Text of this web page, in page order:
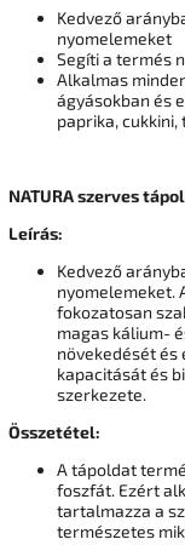
Kedvező
nyomelemeket
Segíti a termés
Alkalmas
ágyásokban és
paprika, cukkini,
NATURA szerves
Leírás:
Kedvező
nyomelemeket.
fokozatosan
magas kálium-
növekedését
kapacitását és
szerkezete.
Összetétel:
A tápoldat
foszfát. Ezért
tartalmazza a
természetes